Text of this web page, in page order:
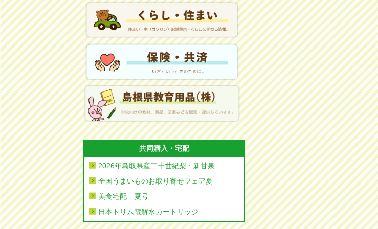
共同購入・宅配
2026年鳥取県産二十世紀梨・新甘泉
全国うまいものお取り寄せフェア夏
美食宅配 夏号
日本トリム電解水カートリッジ